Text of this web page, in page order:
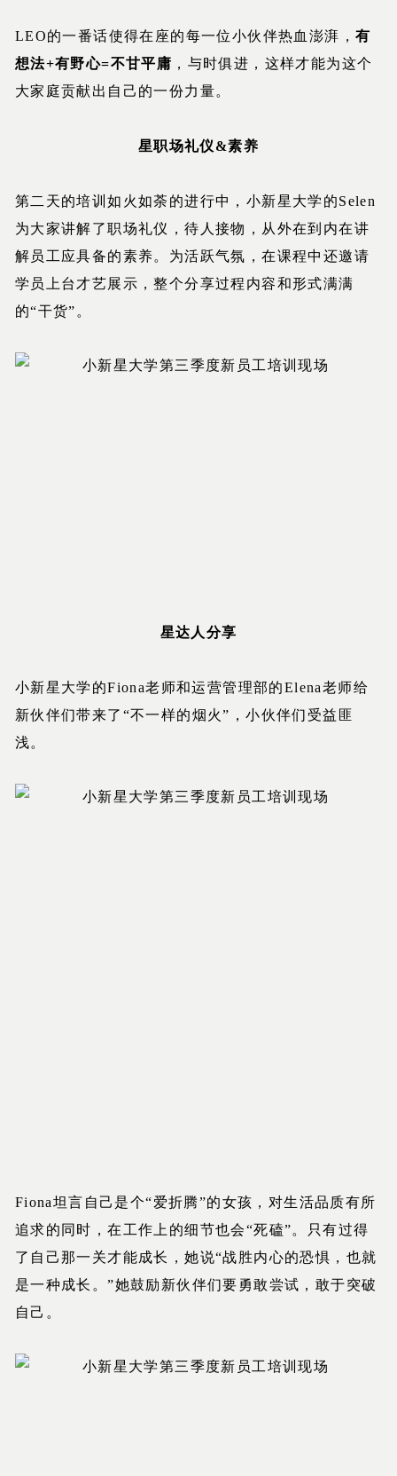
LEO的一番话使得在座的每一位小伙伴热血澎湃， 有
想法+有野心=不甘平庸 ，与时俱进，这样才能为这个
大家庭贡献出自己的一份力量。
星职场礼仪&素养
第二天的培训如火如荼的进行中，小新星大学的Selen
为大家讲解了职场礼仪，待人接物，从外在到内在讲
解员工应具备的素养。为活跃气氛，在课程中还邀请
学员上台才艺展示，整个分享过程内容和形式满满
的“干货”。
星达人分享
小新星大学的Fiona老师和运营管理部的Elena老师给
新伙伴们带来了“不一样的烟火”，小伙伴们受益匪
浅。
Fiona坦言自己是个“爱折腾”的女孩，对生活品质有所
追求的同时，在工作上的细节也会“死磕”。只有过得
了自己那一关才能成长，她说“战胜内心的恐惧，也就
是一种成长。”她鼓励新伙伴们要勇敢尝试，敢于突破
自己。